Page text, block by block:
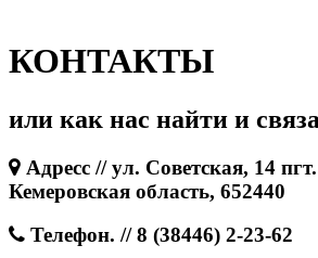
КОНТАКТЫ
или как нас найти и
Адресс // ул. Советская, 14
Кемеровская область, 652440
Телефон. // 8 (38446) 2-23-62